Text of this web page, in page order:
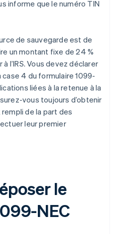
informe que le numéro TIN
de sauvegarde est de
un montant fixe de 24 %
l’IRS. Vous devez déclarer
4 du formulaire 1099-
liées à la retenue à la
vous toujours d’obtenir
de la part des
leur premier
le
NEC